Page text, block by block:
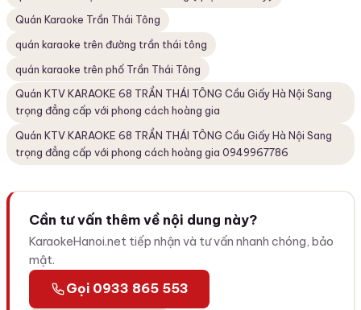
Quán Karaoke Trần Thái Tông
quán karaoke trên đường trần thái tông
quán karaoke trên phố Trần Thái Tông
Quán KTV KARAOKE 68 TRẦN THÁI TÔNG Cầu Giấy Hà Nội Sang
trọng đẳng cấp với phong cách hoàng gia
Quán KTV KARAOKE 68 TRẦN THÁI TÔNG Cầu Giấy Hà Nội Sang
trọng đẳng cấp với phong cách hoàng gia 0949967786
Cần tư vấn thêm về nội dung này?
KaraokeHanoi.net tiếp nhận và tư vấn nhanh chóng, bảo
mật.
Gọi 0933 865 553